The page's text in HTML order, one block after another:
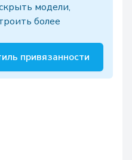
модели,
более
привязанности